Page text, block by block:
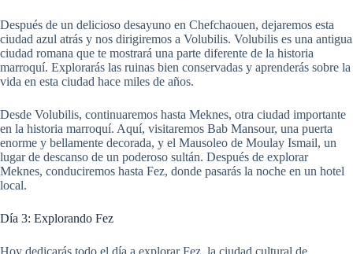
Después de un delicioso desayuno en Chefchaouen, dejaremos esta
ciudad azul atrás y nos dirigiremos a Volubilis. Volubilis es una antigua
ciudad romana que te mostrará una parte diferente de la historia
marroquí. Explorarás las ruinas bien conservadas y aprenderás sobre la
vida en esta ciudad hace miles de años.
Desde Volubilis, continuaremos hasta Meknes, otra ciudad importante
en la historia marroquí. Aquí, visitaremos Bab Mansour, una puerta
enorme y bellamente decorada, y el Mausoleo de Moulay Ismail, un
lugar de descanso de un poderoso sultán. Después de explorar
Meknes, conduciremos hasta Fez, donde pasarás la noche en un hotel
local.
Día 3: Explorando Fez